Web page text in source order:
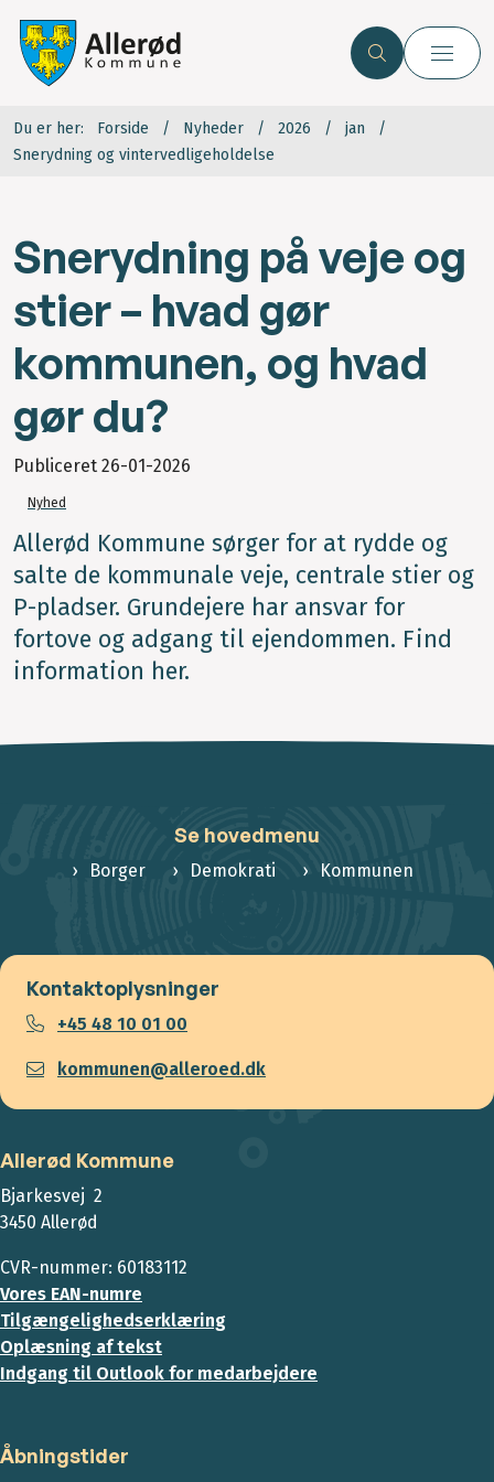
Du er her: Forside Nyheder 2026
jan
Snerydning og vintervedligeholdelse
Snerydning på veje og
stier – hvad gør
kommunen, og hvad
gør du?
Publiceret 26-01-2026
Nyhed
Allerød Kommune sørger for at rydde og
salte de kommunale veje, centrale stier og
P-pladser. Grundejere har ansvar for
fortove og adgang til ejendommen. Find
information her.
Se hovedmenu
Borger Demokrati Kommunen
Kontaktoplysninger
+45 48 10 01 00
kommunen@alleroed.dk
Allerød Kommune
Bjarkesvej 2
3450 Allerød
CVR-nummer: 60183112
Vores EAN-numre
Tilgængelighedserklæring
Oplæsning af tekst
Indgang til Outlook for medarbejdere
Åbningstider